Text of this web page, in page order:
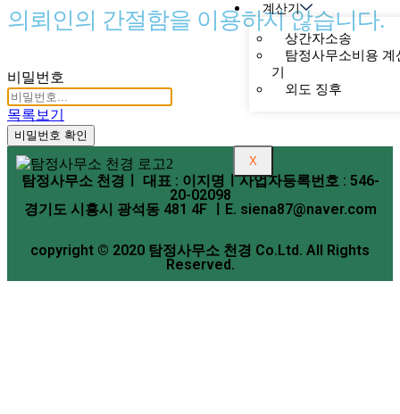
계산기
상간자소송
탐정사무소비용 계
기
외도 징후
X
의뢰인의 간절함을 이용하지 않습니다.
비밀번호
목록보기
비밀번호 확인
탐정사무소 천경ㅣ 대표 : 이지명ㅣ사업자등록번호 : 546-
20-02098
경기도 시흥시 광석동 481 4F ㅣE. siena87@naver.com
copyright © 2020 탐정사무소 천경 Co.Ltd. All Rights
Reserved.